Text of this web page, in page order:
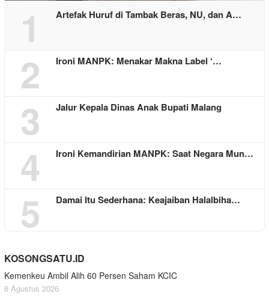
1 Artefak Huruf di Tambak Beras, NU, dan A…
2 Ironi MANPK: Menakar Makna Label ‘…
3 Jalur Kepala Dinas Anak Bupati Malang
4 Ironi Kemandirian MANPK: Saat Negara Mun…
5 Damai Itu Sederhana: Keajaiban Halalbiha…
KOSONGSATU.ID
Kemenkeu Ambil Alih 60 Persen Saham KCIC
6 Agustus 2026